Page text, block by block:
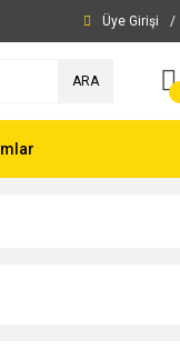
Üye Girişi /
ARA